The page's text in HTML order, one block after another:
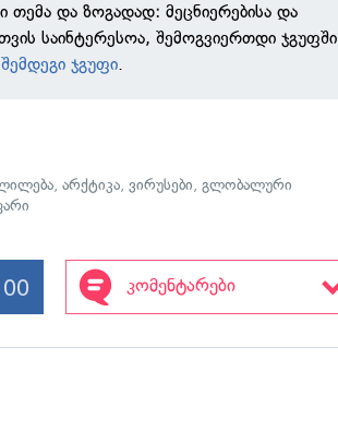
თემა და ზოგადად: მეცნიერებისა და
საინტერესოა, შემოგვიერთდი ჯგუფში
შემდეგი ჯგუფი.
,არქტიკა,ვირუსები,გლობალური
კომენტარები